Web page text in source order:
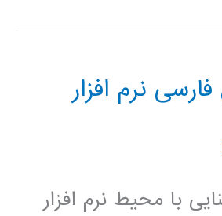
نرم افزار
با محیط نرم­ افزار